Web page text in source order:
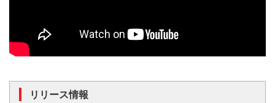
リリース情報